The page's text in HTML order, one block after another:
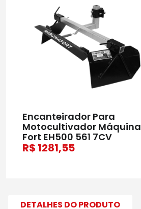
Encanteirador Para
Motocultivador Máquina
Fort EH500 561 7CV
1281,55
DETALHES DO PRODUTO